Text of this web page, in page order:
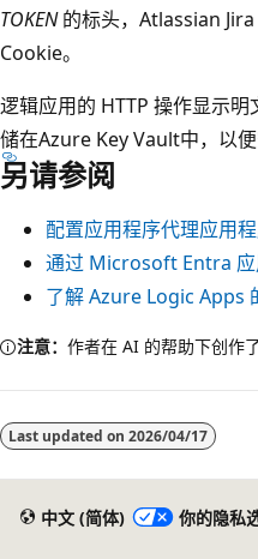
TOKEN的标头，Atlassian
Cookie。
逻辑应用的 HTTP 操作显示
储在Azure Key Vault中，以便
另请参阅
配置应用程序代理应用
通过 Microsoft Entra 应
了解 Azure Logic Apps
注意： 作者在 AI 的帮助下创作
Last updated on 2026/04/17
中文 (简体) 你的隐私